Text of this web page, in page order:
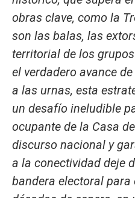
obras clave, como la
son las balas, las
territorial de los
el verdadero avance
a las urnas, esta
un desafío ineludible
ocupante de la Casa
discurso nacional y
a la conectividad deje
bandera electoral para